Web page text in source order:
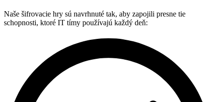
Naše šifrovacie hry sú navrhnuté tak, aby zapojili presne tie
schopnosti, ktoré IT tímy používajú každý deň: